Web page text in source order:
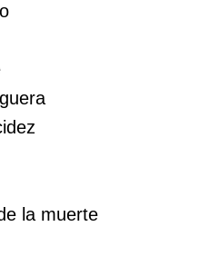
la muerte